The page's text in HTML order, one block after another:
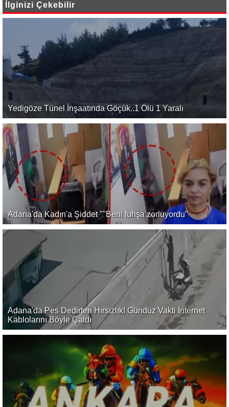
İlginizi Çekebilir
Yedigöze Tünel İnşaatında Göçük..1 Ölü 1 Yaralı
Adana'da Kadın'a Şiddet ""Beni fuhşa zorluyordu"
Adana'da Pes Dedirten Hırsızlık! Gündüz Vakti İnternet
Kablolarını Böyle Çaldı